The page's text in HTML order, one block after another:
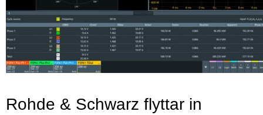
Rohde & Schwarz flyttar in